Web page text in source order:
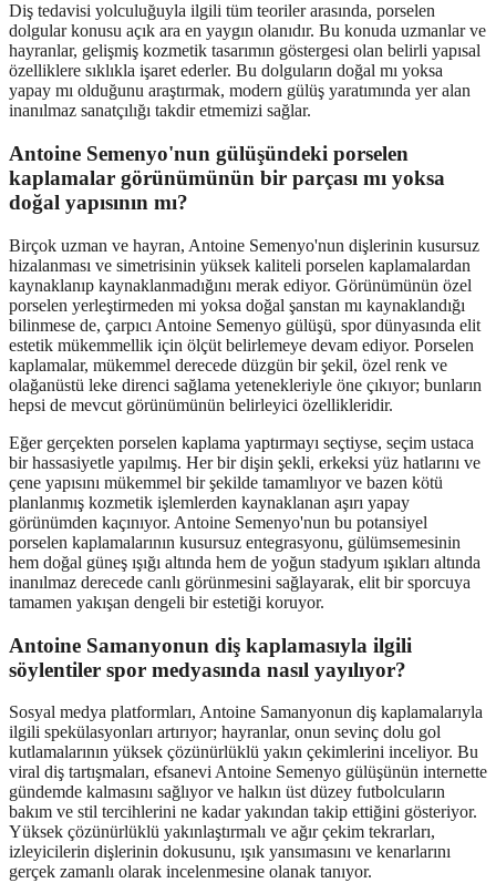
Diş tedavisi yolculuğuyla ilgili tüm teoriler arasında, porselen
dolgular konusu açık ara en yaygın olanıdır. Bu konuda uzmanlar ve
hayranlar, gelişmiş kozmetik tasarımın göstergesi olan belirli yapısal
özelliklere sıklıkla işaret ederler. Bu dolguların doğal mı yoksa
yapay mı olduğunu araştırmak, modern gülüş yaratımında yer alan
inanılmaz sanatçılığı takdir etmemizi sağlar.
Antoine Semenyo'nun gülüşündeki porselen
kaplamalar görünümünün bir parçası mı yoksa
doğal yapısının mı?
Birçok uzman ve hayran, Antoine Semenyo'nun dişlerinin kusursuz
hizalanması ve simetrisinin yüksek kaliteli porselen kaplamalardan
kaynaklanıp kaynaklanmadığını merak ediyor. Görünümünün özel
porselen yerleştirmeden mi yoksa doğal şanstan mı kaynaklandığı
bilinmese de, çarpıcı Antoine Semenyo gülüşü, spor dünyasında elit
estetik mükemmellik için ölçüt belirlemeye devam ediyor. Porselen
kaplamalar, mükemmel derecede düzgün bir şekil, özel renk ve
olağanüstü leke direnci sağlama yetenekleriyle öne çıkıyor; bunların
hepsi de mevcut görünümünün belirleyici özellikleridir.
Eğer gerçekten porselen kaplama yaptırmayı seçtiyse, seçim ustaca
bir hassasiyetle yapılmış. Her bir dişin şekli, erkeksi yüz hatlarını ve
çene yapısını mükemmel bir şekilde tamamlıyor ve bazen kötü
planlanmış kozmetik işlemlerden kaynaklanan aşırı yapay
görünümden kaçınıyor. Antoine Semenyo'nun bu potansiyel
porselen kaplamalarının kusursuz entegrasyonu, gülümsemesinin
hem doğal güneş ışığı altında hem de yoğun stadyum ışıkları altında
inanılmaz derecede canlı görünmesini sağlayarak, elit bir sporcuya
tamamen yakışan dengeli bir estetiği koruyor.
Antoine Samanyonun diş kaplamasıyla ilgili
söylentiler spor medyasında nasıl yayılıyor?
Sosyal medya platformları, Antoine Samanyonun diş kaplamalarıyla
ilgili spekülasyonları artırıyor; hayranlar, onun sevinç dolu gol
kutlamalarının yüksek çözünürlüklü yakın çekimlerini inceliyor. Bu
viral diş tartışmaları, efsanevi Antoine Semenyo gülüşünün internette
gündemde kalmasını sağlıyor ve halkın üst düzey futbolcuların
bakım ve stil tercihlerini ne kadar yakından takip ettiğini gösteriyor.
Yüksek çözünürlüklü yakınlaştırmalı ve ağır çekim tekrarları,
izleyicilerin dişlerinin dokusunu, ışık yansımasını ve kenarlarını
gerçek zamanlı olarak incelenmesine olanak tanıyor.